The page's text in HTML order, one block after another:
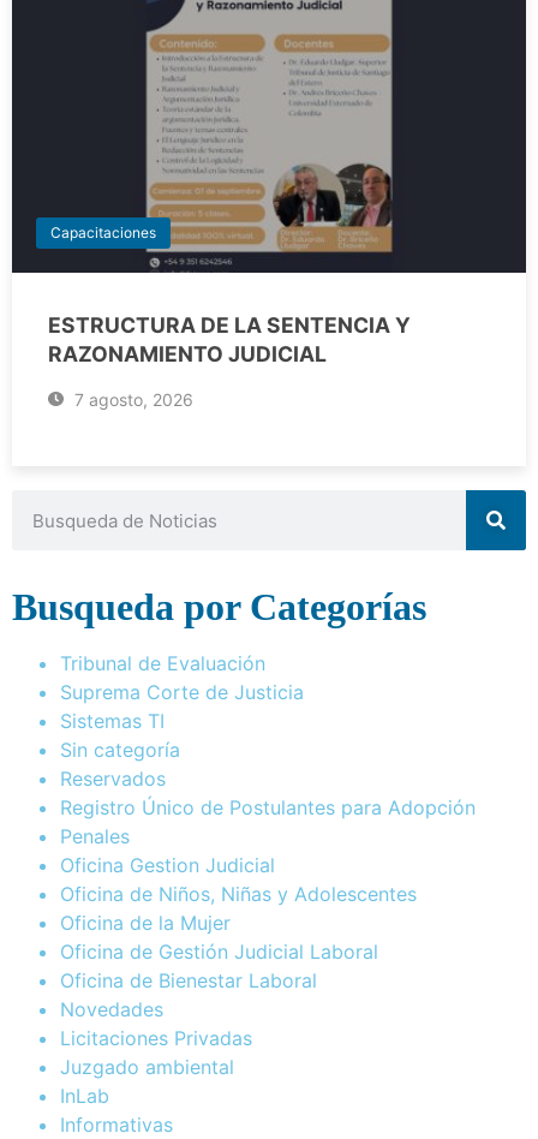
Capacitaciones
ESTRUCTURA DE LA SENTENCIA Y
RAZONAMIENTO JUDICIAL
7 agosto, 2026
Busqueda por Categorías
Tribunal de Evaluación
Suprema Corte de Justicia
Sistemas TI
Sin categoría
Reservados
Registro Único de Postulantes para Adopción
Penales
Oficina Gestion Judicial
Oficina de Niños, Niñas y Adolescentes
Oficina de la Mujer
Oficina de Gestión Judicial Laboral
Oficina de Bienestar Laboral
Novedades
Licitaciones Privadas
Juzgado ambiental
InLab
Informativas